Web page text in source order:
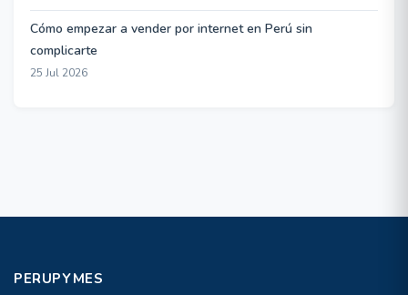
Cómo empezar a vender por internet en Perú sin
complicarte
25 Jul 2026
PERUPYMES